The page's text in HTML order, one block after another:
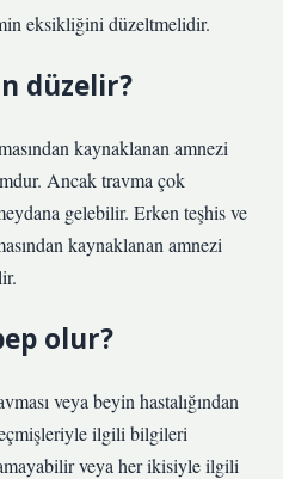
eksikliğini düzeltmelidir.
düzelir?
kaynaklanan amnezi
Ancak travma çok
gelebilir. Erken teşhis ve
kaynaklanan amnezi
olur?
veya beyin hastalığından
ilgili bilgileri
veya her ikisiyle ilgili